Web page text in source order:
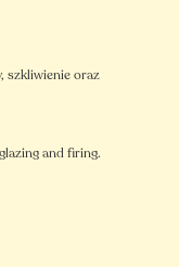
szkliwienie oraz
and firing.